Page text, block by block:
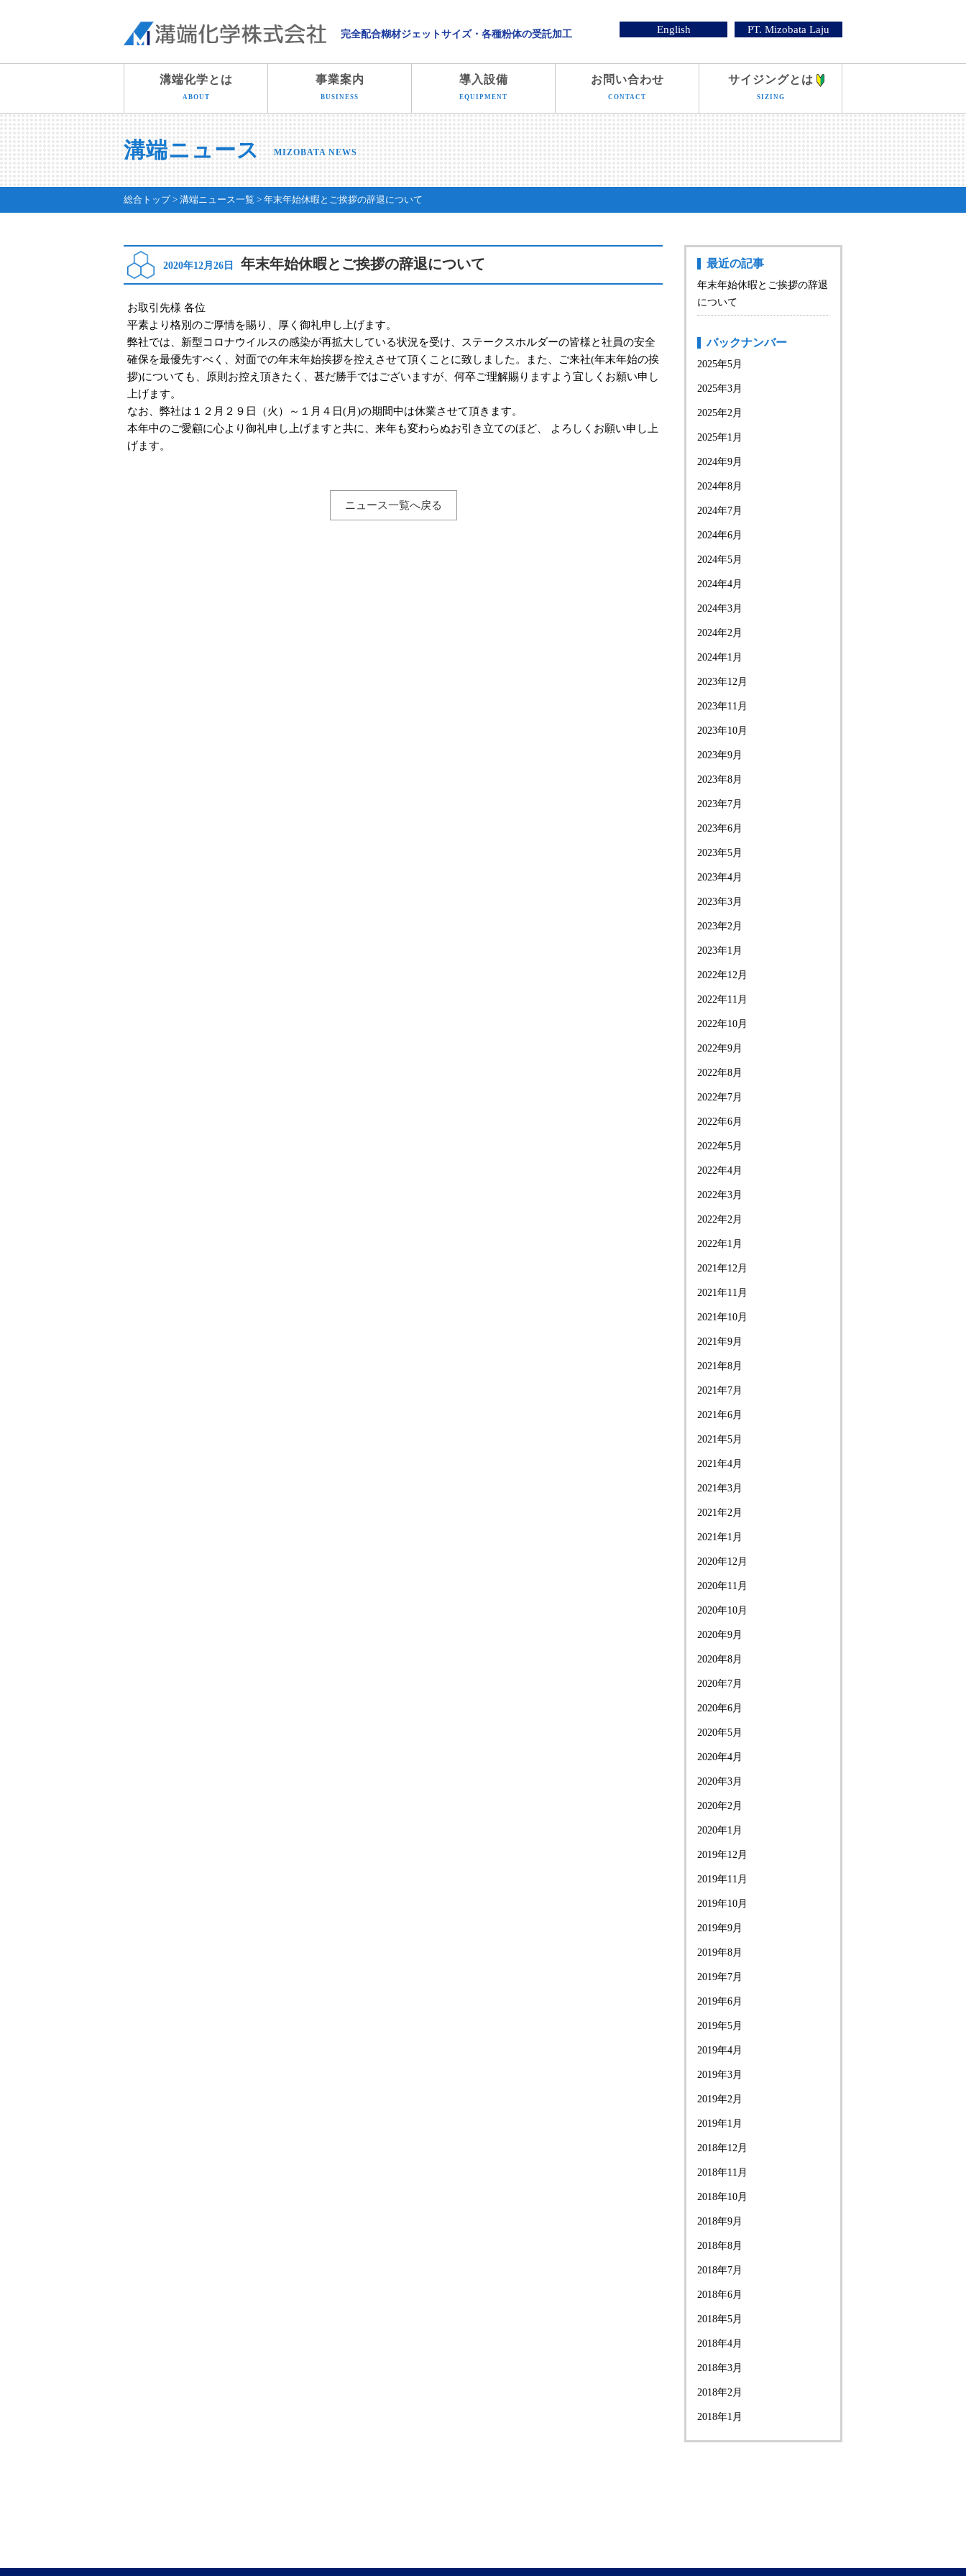
溝端化学株式会社
完全配合糊材ジェットサイズ・各種粉体の受託加工 PT. Mizobata Laju
English
溝端化学とは
ABOUT
事業案内
BUSINESS
導入設備
EQUIPMENT
お問い合わせ
CONTACT
サイジングとは
SIZING
溝端ニュース MIZOBATA NEWS
総合トップ 溝端ニュース一覧 年末年始休暇とご挨拶の辞退について
2020年12月26日 年末年始休暇とご挨拶の辞退について
お取引先様 各位
平素より格別のご厚情を賜り、厚く御礼申し上げます。
弊社では、新型コロナウイルスの感染が再拡大している状況を受け、ステークスホルダーの皆様と社員の安全
確保を最優先すべく、対面での年末年始挨拶を控えさせて頂くことに致しました。また、ご来社(年末年始の挨
拶)についても、原則お控え頂きたく、甚だ勝手ではございますが、何卒ご理解賜りますよう宜しくお願い申し
上げます。
なお、弊社は１２月２９日（火）～１月４日(月)の期間中は休業させて頂きます。
本年中のご愛顧に心より御礼申し上げますと共に、来年も変わらぬお引き立てのほど、 よろしくお願い申し上
げます。
ニュース一覧へ戻る
最近の記事
年末年始休暇とご挨拶の辞退
について
バックナンバー
2025年5月
2025年3月
2025年2月
2025年1月
2024年9月
2024年8月
2024年7月
2024年6月
2024年5月
2024年4月
2024年3月
2024年2月
2024年1月
2023年12月
2023年11月
2023年10月
2023年9月
2023年8月
2023年7月
2023年6月
2023年5月
2023年4月
2023年3月
2023年2月
2023年1月
2022年12月
2022年11月
2022年10月
2022年9月
2022年8月
2022年7月
2022年6月
2022年5月
2022年4月
2022年3月
2022年2月
2022年1月
2021年12月
2021年11月
2021年10月
2021年9月
2021年8月
2021年7月
2021年6月
2021年5月
2021年4月
2021年3月
2021年2月
2021年1月
2020年12月
2020年11月
2020年10月
2020年9月
2020年8月
2020年7月
2020年6月
2020年5月
2020年4月
2020年3月
2020年2月
2020年1月
2019年12月
2019年11月
2019年10月
2019年9月
2019年8月
2019年7月
2019年6月
2019年5月
2019年4月
2019年3月
2019年2月
2019年1月
2018年12月
2018年11月
2018年10月
2018年9月
2018年8月
2018年7月
2018年6月
2018年5月
2018年4月
2018年3月
2018年2月
2018年1月